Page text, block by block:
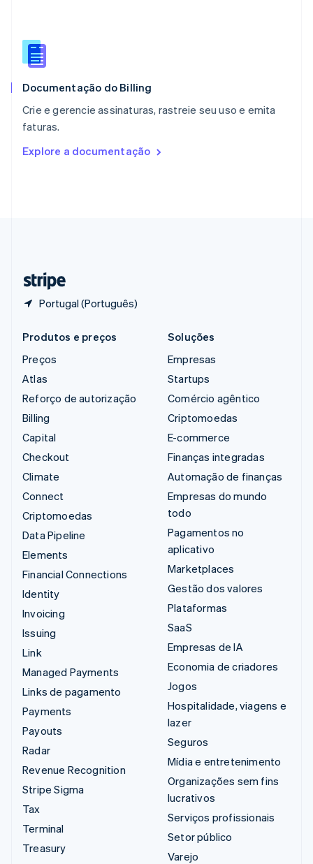
Documentação do Billing
Crie e gerencie assinaturas, rastreie seu uso e emita
faturas.
Explore a documentação
Portugal (Português)
Português
RAE de Hong Kong, China
Reino Unido
República Tcheca
English
English
Produtos e preços
Preços
Atlas
Reforço de autorização
Billing
Capital
Checkout
Climate
Connect
Criptomoedas
Data Pipeline
Elements
Financial Connections
Identity
Invoicing
Issuing
Link
Managed Payments
Links de pagamento
Payments
Payouts
Radar
Revenue Recognition
Stripe Sigma
Tax
Terminal
Treasury
Soluções
Empresas
Startups
Comércio agêntico
Criptomoedas
E-commerce
Finanças integradas
Automação de finanças
Empresas do mundo
todo
Pagamentos no
aplicativo
Marketplaces
Gestão dos valores
Plataformas
SaaS
Empresas de IA
Economia de criadores
Jogos
Hospitalidade, viagens e
lazer
Seguros
Mídia e entretenimento
Organizações sem fins
lucrativos
Serviços profissionais
Setor público
Varejo